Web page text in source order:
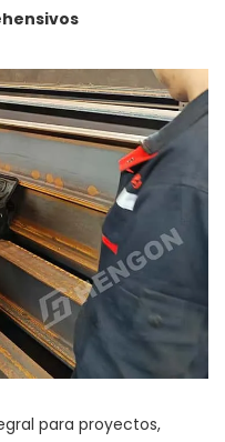
para proyectos,